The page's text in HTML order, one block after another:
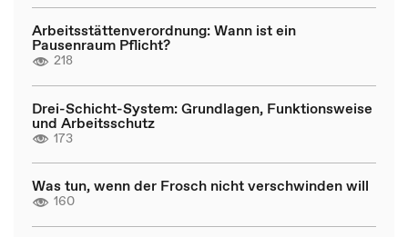
Arbeitsstättenverordnung: Wann ist ein
Pausenraum Pflicht?
218
Drei-Schicht-System: Grundlagen, Funktionsweise
und Arbeitsschutz
173
Was tun, wenn der Frosch nicht verschwinden will
160